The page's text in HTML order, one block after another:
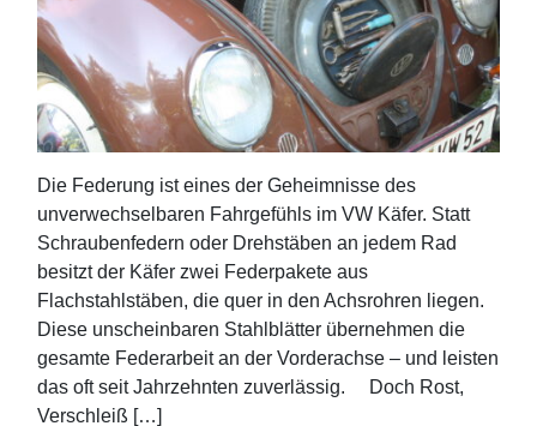
Die Federung ist eines der Geheimnisse des
unverwechselbaren Fahrgefühls im VW Käfer. Statt
Schraubenfedern oder Drehstäben an jedem Rad
besitzt der Käfer zwei Federpakete aus
Flachstahlstäben, die quer in den Achsrohren liegen.
Diese unscheinbaren Stahlblätter übernehmen die
gesamte Federarbeit an der Vorderachse – und leisten
das oft seit Jahrzehnten zuverlässig. Doch Rost,
Verschleiß […]